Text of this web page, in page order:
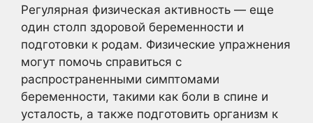
Регулярная физическая активность — еще
один столп здоровой беременности и
подготовки к родам. Физические упражнения
могут помочь справиться с
распространенными симптомами
беременности, такими как боли в спине и
усталость, а также подготовить организм к